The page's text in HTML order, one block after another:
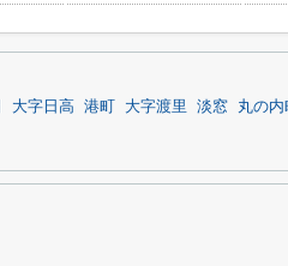
大字日高 港町 大字渡里 淡窓 丸の内